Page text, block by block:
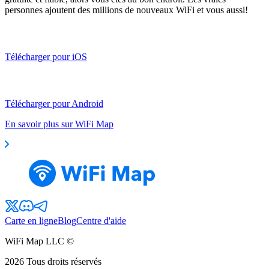
personnes ajoutent des millions de nouveaux WiFi et vous aussi!
Télécharger pour iOS
Télécharger pour Android
En savoir plus sur WiFi Map
Carte en ligneBlogCentre d'aide
WiFi Map LLC ©
2026 Tous droits réservés